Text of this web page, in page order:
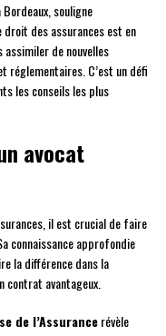
souligne
des assurances est en
assimiler de nouvelles
réglementaires. C’est un défi
les conseils les plus
avocat
il est crucial de faire
connaissance approfondie
la différence dans la
contrat avantageux.
de l’Assurancerévèle